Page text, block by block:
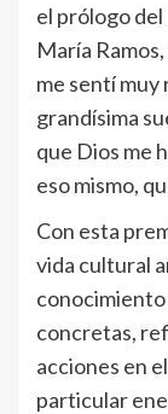
el prólogo del
María
me sentí muy
grandísima
que Dios me
eso mismo,
Con esta
vida cultural
conocimiento
concretas,
acciones en
particular